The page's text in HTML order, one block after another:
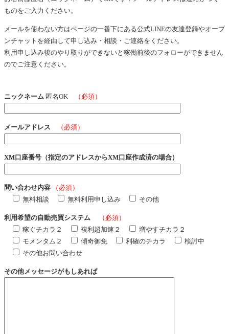
ものをご入力ください。
メールを使わない方はページの一番下にある公式LINEの友達登録やオープ
ンチャットを経由して申し込み・相談・ご連絡をください。
利用申し込み後のやり取りができないと稼働前後のフォローができません
のでご注意ください。
ニックネーム 匿名OK （必須）
メールアドレス （必須）
XM口座番号（指定のアドレスからXM口座作成済の場合）
問い合わせ内容
（必須）
無料相談
無料利用申し込み その他
利用希望の自動売買システム
（必須）
稼ぐチカラ２
複利超加速２
増やすチカラ２
モメンタム２
傾奇御免 利確のチカラ
検討中
その他お問い合わせ
その他メッセージがもしあれば